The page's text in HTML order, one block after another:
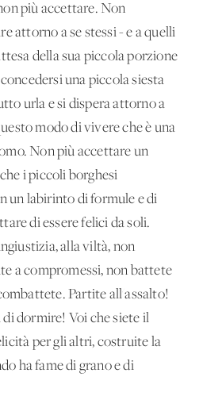
più accettare. Non
attorno a se stessi - e a quelli
della sua piccola porzione
una piccola siesta
urla e si dispera attorno a
modo di vivere che è una
Non più accettare un
i piccoli borghesi
un labirinto di formule e di
di essere felici da soli.
alla viltà, non
a compromessi, non battete
Partite all'assalto!
dormire! Voi che siete il
per gli altri, costruite la
ha fame di grano e di